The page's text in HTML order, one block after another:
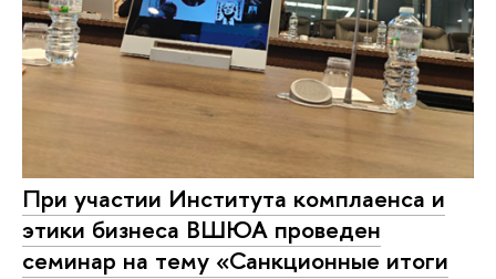
При участии Института комплаенса и
этики бизнеса ВШЮА проведен
семинар на тему «Санкционные итоги